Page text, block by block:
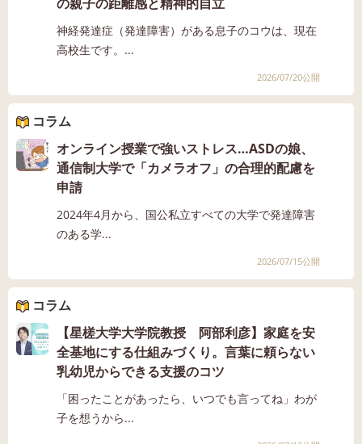
神経発達症（発達障害）がある息子のコウは、現在
高校生です。...
2026/07/20公開
コラム
オンライン授業で強いストレス…ASDの娘、
通信制大学で「カメラオフ」の合理的配慮を
申請
2024年4月から、国公私立すべての大学で発達障害
のある学...
2026/07/15公開
コラム
【星槎大学大学院教授 阿部利彦】家庭を安
全基地にする仕組みづくり。言葉に頼らない
乳幼児からできる支援のコツ
「困ったことがあったら、いつでも言ってね」わが
子を想うから...